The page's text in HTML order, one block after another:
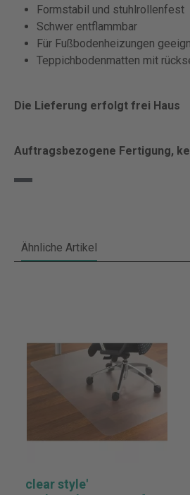
Formstabil und stuhlrollenfest
Schwer entflammbar
Für Fußbodenheizungen
Teppichbodenmatten mit
Die Lieferung erfolgt frei Haus
Auftragsbezogene Fertigung,
Ähnliche Artikel
clear style'